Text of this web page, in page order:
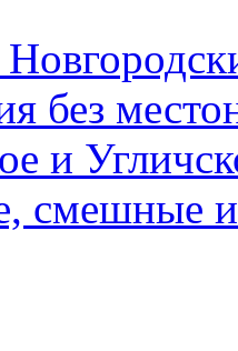
без
и
смешные